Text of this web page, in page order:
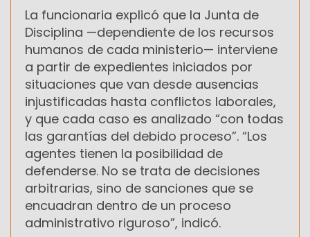
La funcionaria explicó que la Junta de
Disciplina —dependiente de los recursos
humanos de cada ministerio— interviene
a partir de expedientes iniciados por
situaciones que van desde ausencias
injustificadas hasta conflictos laborales,
y que cada caso es analizado “con todas
las garantías del debido proceso”. “Los
agentes tienen la posibilidad de
defenderse. No se trata de decisiones
arbitrarias, sino de sanciones que se
encuadran dentro de un proceso
administrativo riguroso”, indicó.